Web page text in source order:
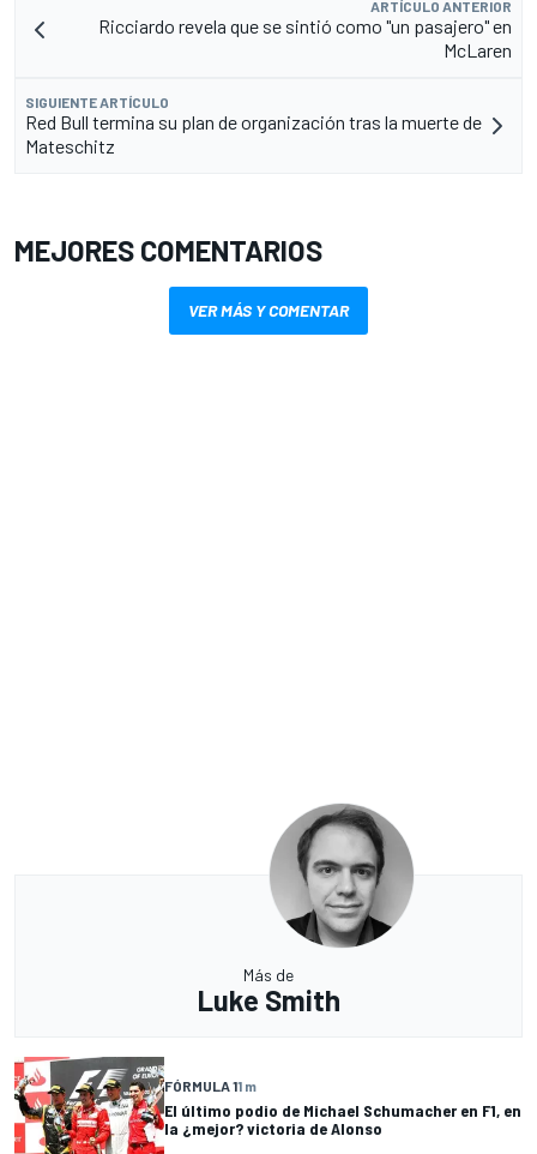
ARTÍCULO ANTERIOR
Ricciardo revela que se sintió como "un pasajero" en
McLaren
SIGUIENTE ARTÍCULO
Red Bull termina su plan de organización tras la muerte de
Mateschitz
MEJORES COMENTARIOS
VER MÁS Y COMENTAR
Más de
Luke Smith
FÓRMULA 11 m
El último podio de Michael Schumacher en F1, en
la ¿mejor? victoria de Alonso